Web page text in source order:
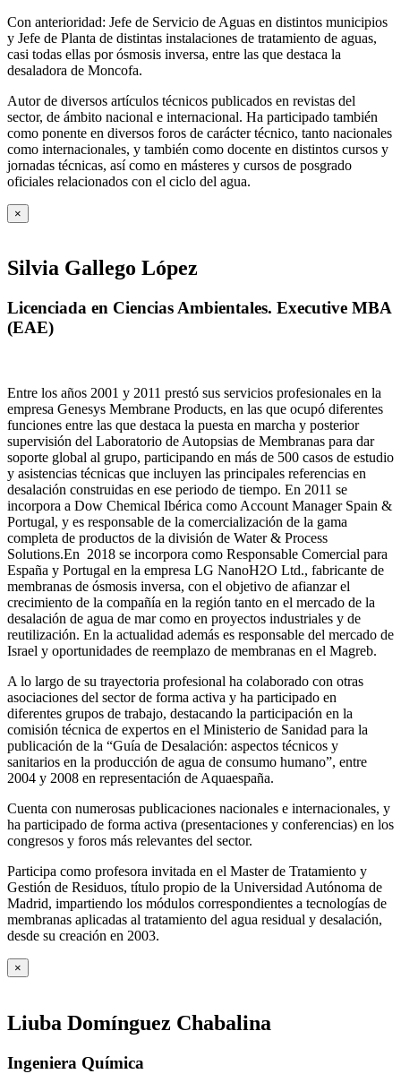
Con anterioridad: Jefe de Servicio de Aguas en distintos municipios
y Jefe de Planta de distintas instalaciones de tratamiento de aguas,
casi todas ellas por ósmosis inversa, entre las que destaca la
desaladora de Moncofa.
Autor de diversos artículos técnicos publicados en revistas del
sector, de ámbito nacional e internacional. Ha participado también
como ponente en diversos foros de carácter técnico, tanto nacionales
como internacionales, y también como docente en distintos cursos y
jornadas técnicas, así como en másteres y cursos de posgrado
oficiales relacionados con el ciclo del agua.
×
Silvia Gallego López
Licenciada en Ciencias Ambientales. Executive MBA
(EAE)
Entre los años 2001 y 2011 prestó sus servicios profesionales en la
empresa Genesys Membrane Products, en las que ocupó diferentes
funciones entre las que destaca la puesta en marcha y posterior
supervisión del Laboratorio de Autopsias de Membranas para dar
soporte global al grupo, participando en más de 500 casos de estudio
y asistencias técnicas que incluyen las principales referencias en
desalación construidas en ese periodo de tiempo. En 2011 se
incorpora a Dow Chemical Ibérica como Account Manager Spain &
Portugal, y es responsable de la comercialización de la gama
completa de productos de la división de Water & Process
Solutions.En 2018 se incorpora como Responsable Comercial para
España y Portugal en la empresa LG NanoH2O Ltd., fabricante de
membranas de ósmosis inversa, con el objetivo de afianzar el
crecimiento de la compañía en la región tanto en el mercado de la
desalación de agua de mar como en proyectos industriales y de
reutilización. En la actualidad además es responsable del mercado de
Israel y oportunidades de reemplazo de membranas en el Magreb.
A lo largo de su trayectoria profesional ha colaborado con otras
asociaciones del sector de forma activa y ha participado en
diferentes grupos de trabajo, destacando la participación en la
comisión técnica de expertos en el Ministerio de Sanidad para la
publicación de la “Guía de Desalación: aspectos técnicos y
sanitarios en la producción de agua de consumo humano”, entre
2004 y 2008 en representación de Aquaespaña.
Cuenta con numerosas publicaciones nacionales e internacionales, y
ha participado de forma activa (presentaciones y conferencias) en los
congresos y foros más relevantes del sector.
Participa como profesora invitada en el Master de Tratamiento y
Gestión de Residuos, título propio de la Universidad Autónoma de
Madrid, impartiendo los módulos correspondientes a tecnologías de
membranas aplicadas al tratamiento del agua residual y desalación,
desde su creación en 2003.
×
Liuba Domínguez Chabalina
Ingeniera Química